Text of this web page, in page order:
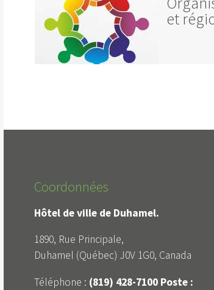
et
Coordonnées
Hôtel de ville de Duhamel.
1890, Rue Principale,
Duhamel (Québec) J0V 1G0, Canada
Téléphone : (819) 428-7100 Poste :